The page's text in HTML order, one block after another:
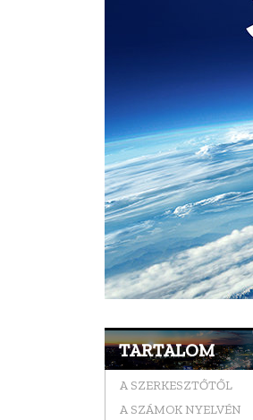
TARTALOM
A SZERKESZTŐTŐL
A SZÁMOK NYELVÉN